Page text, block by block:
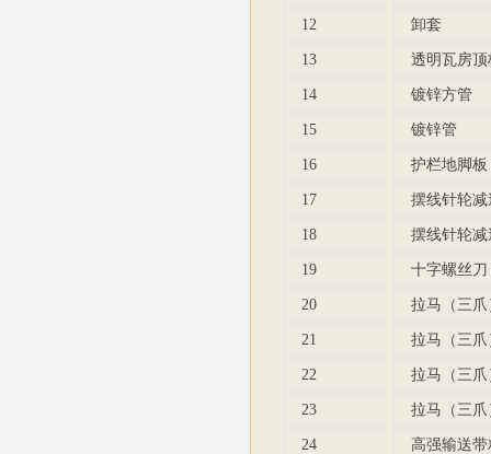
12 卸套
13 透明瓦房顶
14 镀锌方管
15 镀锌管
16 护栏地脚板
17 摆线针轮减
18 摆线针轮
19 十字螺丝刀
20 拉马（三爪
21 拉马（三爪
22 拉马（三爪
23 拉马（三爪
24 高强输送